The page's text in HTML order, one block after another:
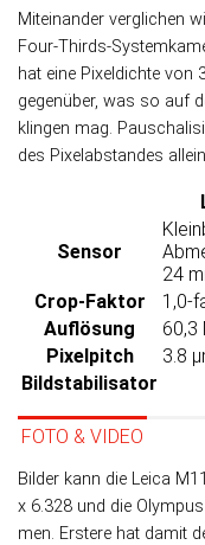
Miteinander verglichen
Four-Thirds-
hat eine Pixel­dichte von
ge­gen­über, was so auf
klin­gen mag.
des Pixel­ab­stan­des
Sensor
24
Crop-Faktor
1,0-
Auflösung
60,3
Pixelpitch
3.8
Bildstabilisator
FOTO & VIDEO
Bilder kann die Leica
x 6.328 und die
men. Ers­tere hat da­mit